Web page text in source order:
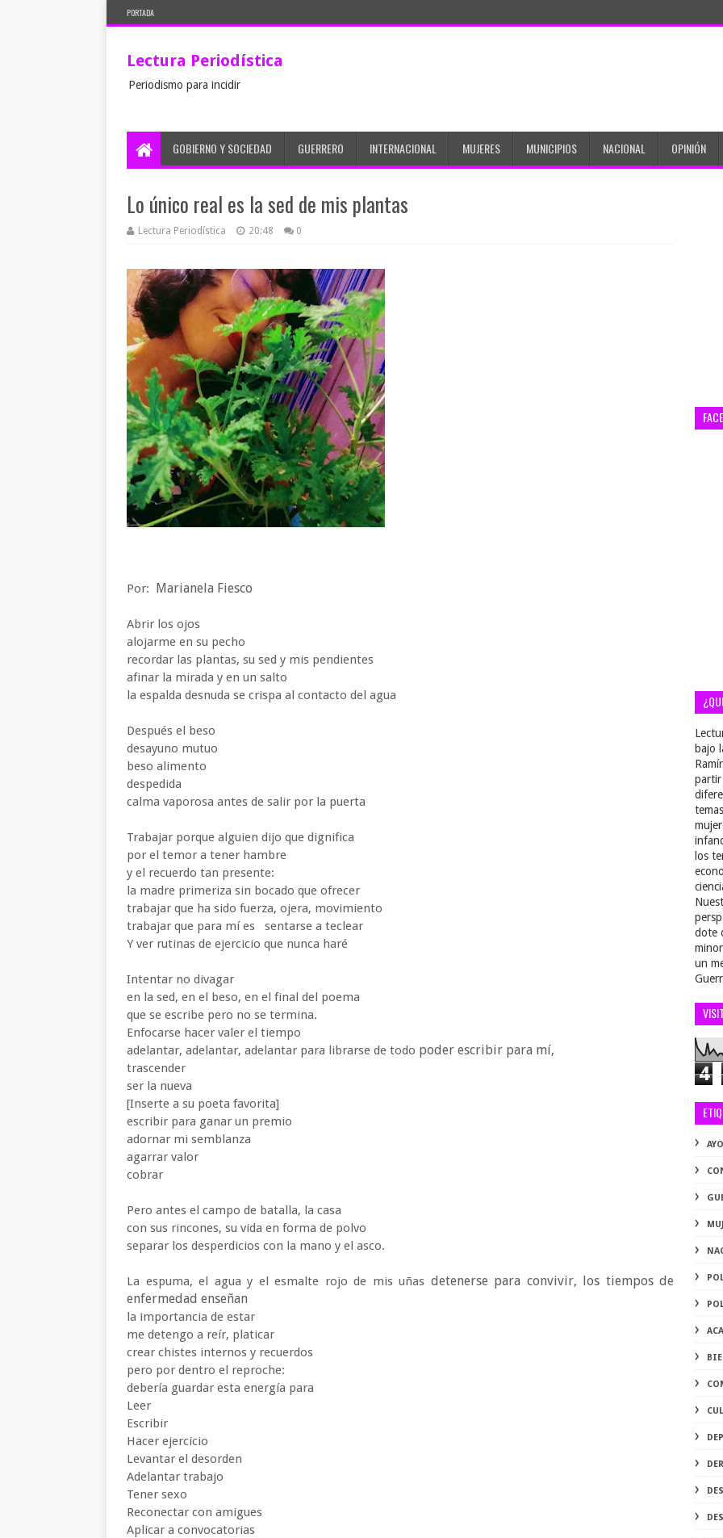
PORTADA
Lectura Periodística
Periodismo para incidir
GOBIERNO Y SOCIEDAD GUERRERO INTERNACIONAL MUJERES MUNICIPIOS NACIONAL OPINIÓN
Lo único real es la sed de mis plantas
Lectura Periodística 20:48 0
Por: Marianela Fiesco
Abrir los ojos
alojarme en su pecho
recordar las plantas, su sed y mis pendientes
afinar la mirada y en un salto
la espalda desnuda se crispa al contacto del agua
Después el beso
desayuno mutuo
beso alimento
despedida
calma vaporosa antes de salir por la puerta
Trabajar porque alguien dijo que dignifica
por el temor a tener hambre
y el recuerdo tan presente:
la madre primeriza sin bocado que ofrecer
trabajar que ha sido fuerza, ojera, movimiento
trabajar que para mí es sentarse a teclear
Y ver rutinas de ejercicio que nunca haré
Intentar no divagar
en la sed, en el beso, en el final del poema
que se escribe pero no se termina.
Enfocarse hacer valer el tiempo
adelantar, adelantar, adelantar para librarse de todo poder escribir para mí,
trascender
ser la nueva
[Inserte a su poeta favorita]
escribir para ganar un premio
adornar mi semblanza
agarrar valor
cobrar
Pero antes el campo de batalla, la casa
con sus rincones, su vida en forma de polvo
separar los desperdicios con la mano y el asco.
La espuma, el agua y el esmalte rojo de mis uñas detenerse para convivir, los tiempos de
enfermedad enseñan
la importancia de estar
me detengo a reír, platicar
crear chistes internos y recuerdos
pero por dentro el reproche:
debería guardar esta energía para
Leer
Escribir
Hacer ejercicio
Levantar el desorden
Adelantar trabajo
Tener sexo
Reconectar con amigues
Aplicar a convocatorias
bajo
partir
los
dote
un
4